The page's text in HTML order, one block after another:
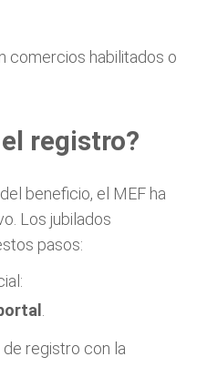
comercios habilitados o
registro?
beneficio, el MEF ha
Los jubilados
pasos:
registro con la